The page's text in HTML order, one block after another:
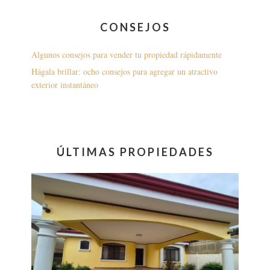
CONSEJOS
Algunos consejos para vender tu propiedad rápidamente
Hágala brillar: ocho consejos para agregar un atractivo
exterior instantáneo
ÚLTIMAS PROPIEDADES